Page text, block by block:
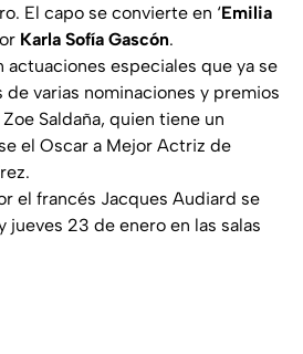
El capo se convierte en ‘Emilia
Karla Sofía Gascón.
actuaciones especiales que ya se
de varias nominaciones y premios
Saldaña, quien tiene un
el Oscar a Mejor Actriz de
el francés Jacques Audiard se
jueves 23 de enero en las salas